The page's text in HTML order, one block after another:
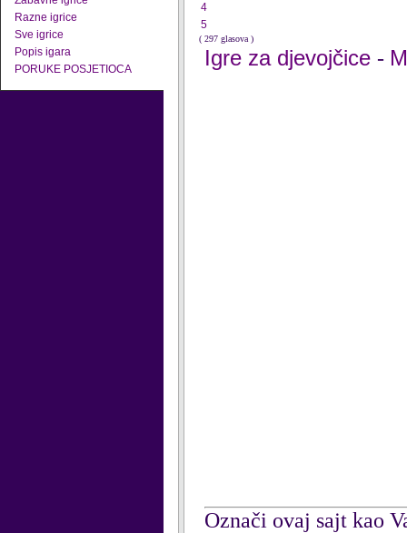
Razne igrice
Sve igrice
Popis igara
PORUKE POSJETIOCA
4
5
( 297 glasova )
Igre za djevojčice -
Označi ovaj sajt kao